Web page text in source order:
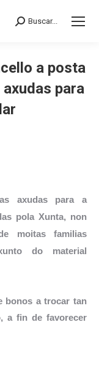
Search:
Buscar...
a posta
para
axudas para a
pola Xunta, non
moitas familias
do material
bonos a trocar tan
a fin de favorecer